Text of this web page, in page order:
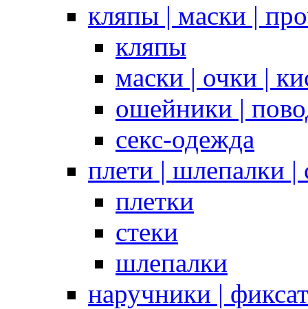
кляпы | маски |
кляпы
маски | очки |
ошейники |
секс-одежда
плети | шлепалки |
плетки
стеки
шлепалки
наручники |